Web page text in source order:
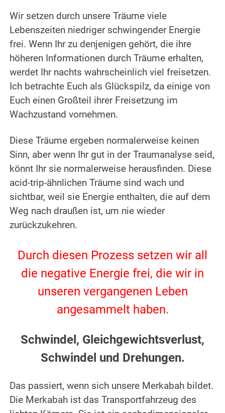
Wir setzen durch unsere Träume viele
Lebenszeiten niedriger schwingender Energie
frei. Wenn Ihr zu denjenigen gehört, die ihre
höheren Informationen durch Träume erhalten,
werdet Ihr nachts wahrscheinlich viel freisetzen.
Ich betrachte Euch als Glückspilz, da einige von
Euch einen Großteil ihrer Freisetzung im
Wachzustand vornehmen.
Diese Träume ergeben normalerweise keinen
Sinn, aber wenn Ihr gut in der Traumanalyse seid,
könnt Ihr sie normalerweise herausfinden. Diese
acid-trip-ähnlichen Träume sind wach und
sichtbar, weil sie Energie enthalten, die auf dem
Weg nach draußen ist, um nie wieder
zurückzukehren.
Durch diesen Prozess setzen wir all
die negative Energie frei, die wir in
unseren vergangenen Leben
angesammelt haben.
Schwindel, Gleichgewichtsverlust,
Schwindel und Drehungen.
Das passiert, wenn sich unsere Merkabah bildet.
Die Merkabah ist das Transportfahrzeug des